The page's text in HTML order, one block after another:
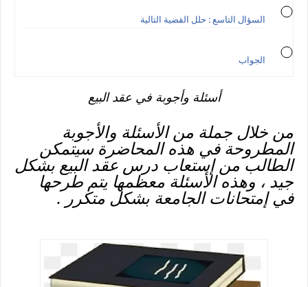
السؤال التاسع : حلل القضية التالية
الجواب
أسئلة وأجوبة في عقد البيع
من خلال جملة من الأسئلة والأجوبة
المطروحة في هذه المحاضرة سيتمكن
الطالب من إستعاب درس عقد البيع بشكل
جيد ، وهذه الأسئلة معظمها يتم طرحها
في إمتحانات الجامعة بشكل متكرر .